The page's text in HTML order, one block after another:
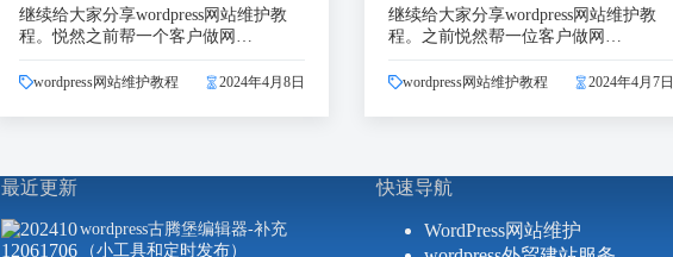
继续给大家分享wordpress网站维护教
程。悦然之前帮一个客户做网…
wordpress网站维护教程 2024年4月8日
继续给大家分享wordpress网站维护教
程。之前悦然帮一位客户做网…
wordpress网站维护教程 2024年4月7日
最近更新
wordpress古腾堡编辑器-补充
（小工具和定时发布）
快速导航
WordPress网站维护